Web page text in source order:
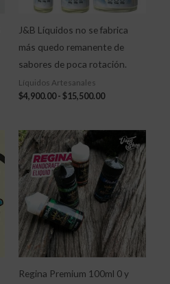
J&B Líquidos no se fabrica
más quedo remanente de
sabores de poca rotación.
Líquidos Artesanales
$4,900.00 - $15,500.00
Regina Premium 100ml 0 y